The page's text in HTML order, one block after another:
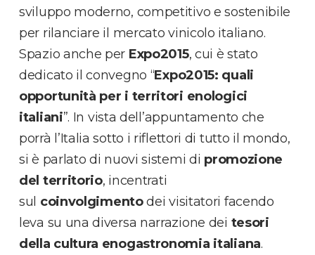
sviluppo moderno, competitivo e sostenibile
per rilanciare il mercato vinicolo italiano.
Spazio anche per Expo2015, cui è stato
dedicato il convegno “Expo2015: quali
opportunità per i territori enologici
italiani”. In vista dell’appuntamento che
porrà l’Italia sotto i riflettori di tutto il mondo,
si è parlato di nuovi sistemi di promozione
del territorio, incentrati
sul coinvolgimentodei visitatori facendo
leva su una diversa narrazione dei tesori
della cultura enogastronomia italiana.